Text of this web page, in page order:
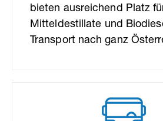
bieten ausreichend Platz
Mitteldestillate und
Transport nach ganz